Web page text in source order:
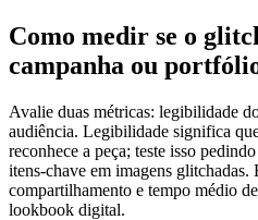
Como medir se o
campanha ou
Avalie duas métricas: legibilidade
audiência. Legibilidade significa
reconhece a peça; teste isso
itens-chave em imagens glitchadas.
compartilhamento e tempo médio
lookbook digital.